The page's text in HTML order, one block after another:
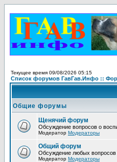
Текущее время 09/08/2026 05:15
Список форумов ГавГав.Инфо ::
Общие форумы
Щенячий форум
Обсуждение вопросов о
Модератор Модераторы
Общий форум
Обсуждение любых вопросов
Модератор Модераторы